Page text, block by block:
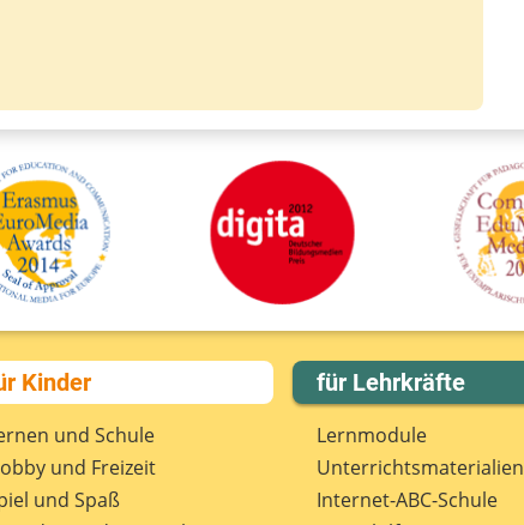
Kinder
und Schule
und Freizeit
und Spaß
für Lehrkräfte
Lernmodule
Unterrichts­materialien
Internet-ABC-Schule